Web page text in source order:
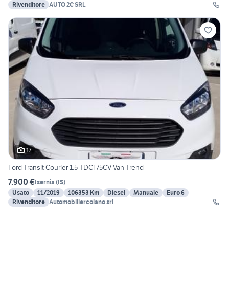
Rivenditore AUTO 2C SRL
17
Ford Transit Courier 1.5 TDCi 75CV Van Trend
7.900 €Isernia (IS)
Usato
11/2019 106353 Km Diesel Manuale
Euro 6
Rivenditore Automobiliercolano srl